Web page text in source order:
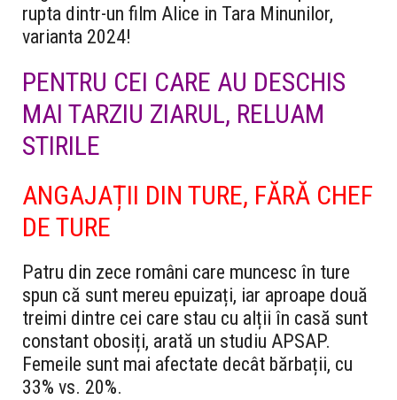
rupta dintr-un film Alice in Tara Minunilor,
varianta 2024!
PENTRU CEI CARE AU DESCHIS
MAI TARZIU ZIARUL, RELUAM
STIRILE
ANGAJAȚII DIN TURE, FĂRĂ CHEF
DE TURE
Patru din zece români care muncesc în ture
spun că sunt mereu epuizați, iar aproape două
treimi dintre cei care stau cu alții în casă sunt
constant obosiți, arată un studiu APSAP.
Femeile sunt mai afectate decât bărbații, cu
33% vs. 20%.